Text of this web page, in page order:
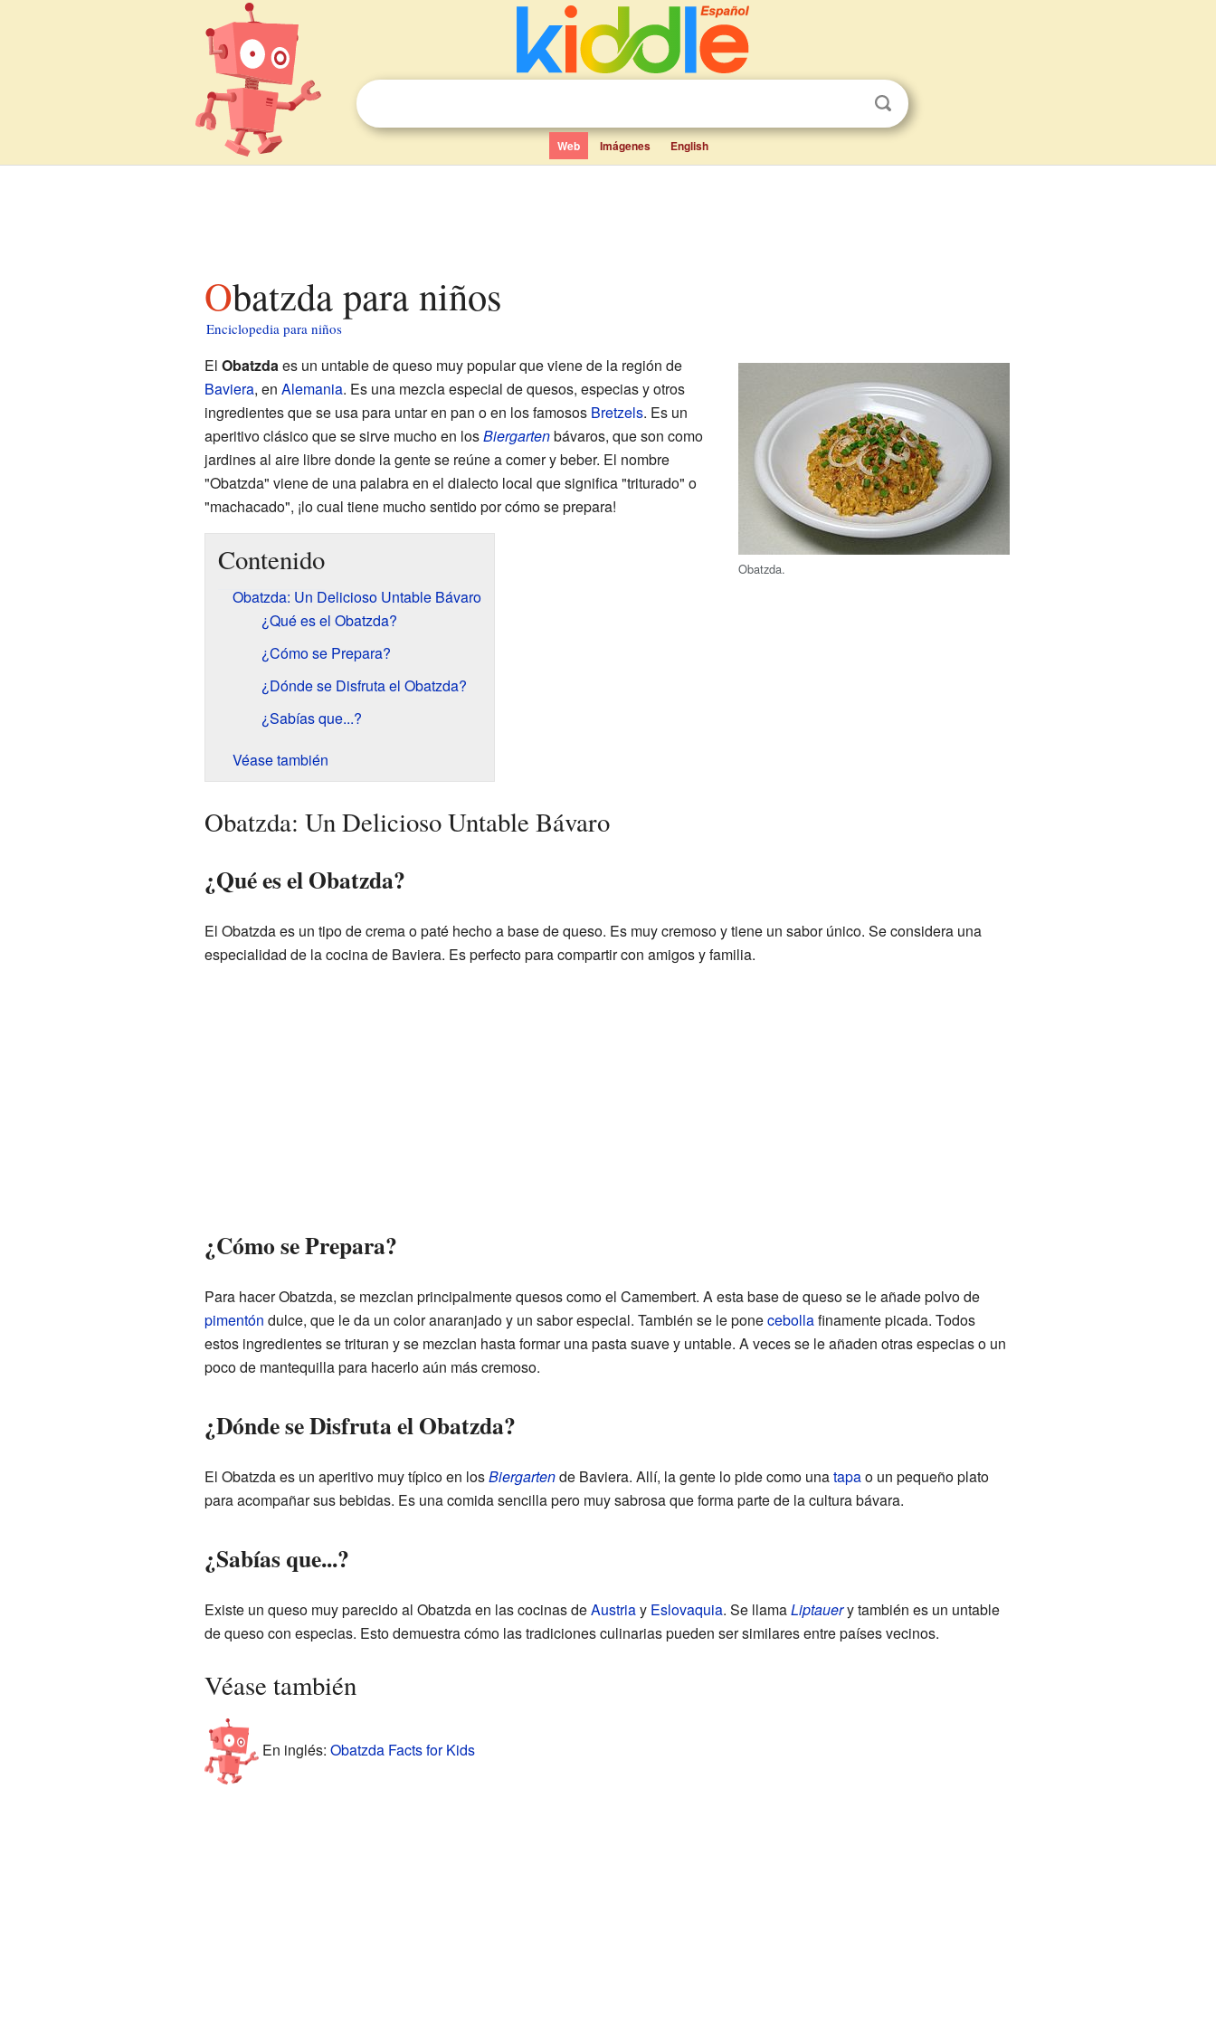
Web Imágenes English
Obatzda para niños
Enciclopedia para niños
Obatzda.
El Obatzdaes un untable de queso muy popular que viene de la región de
Baviera, en Alemania. Es una mezcla especial de quesos, especias y otros
ingredientes que se usa para untar en pan o en los famosos Bretzels. Es un
aperitivo clásico que se sirve mucho en losBiergartenbávaros, que son como
jardines al aire libre donde la gente se reúne a comer y beber. El nombre
"Obatzda" viene de una palabra en el dialecto local que significa "triturado" o
"machacado", ¡lo cual tiene mucho sentido por cómo se prepara!
Contenido
Obatzda: Un Delicioso Untable Bávaro
¿Qué es el Obatzda?
¿Cómo se Prepara?
¿Dónde se Disfruta el Obatzda?
¿Sabías que...?
Véase también
Obatzda: Un Delicioso Untable Bávaro
¿Qué es el Obatzda?
El Obatzda es un tipo de crema o paté hecho a base de queso. Es muy cremoso y tiene un sabor único. Se considera una
especialidad de la cocina de Baviera. Es perfecto para compartir con amigos y familia.
¿Cómo se Prepara?
Para hacer Obatzda, se mezclan principalmente quesos como el Camembert. A esta base de queso se le añade polvo de
pimentón dulce, que le da un color anaranjado y un sabor especial. También se le ponecebollafinamente picada. Todos
estos ingredientes se trituran y se mezclan hasta formar una pasta suave y untable. A veces se le añaden otras especias o un
poco de mantequilla para hacerlo aún más cremoso.
¿Dónde se Disfruta el Obatzda?
El Obatzda es un aperitivo muy típico en losBiergartende Baviera. Allí, la gente lo pide como unatapao un pequeño plato
para acompañar sus bebidas. Es una comida sencilla pero muy sabrosa que forma parte de la cultura bávara.
¿Sabías que...?
Existe un queso muy parecido al Obatzda en las cocinas deAustriay Eslovaquia. Se llamaLiptauery también es un untable
de queso con especias. Esto demuestra cómo las tradiciones culinarias pueden ser similares entre países vecinos.
Véase también
En inglés: Obatzda Facts for Kids